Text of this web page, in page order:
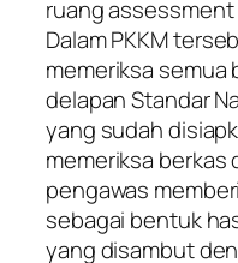
ruang assessment
Dalam PKKM
memeriksa semua
delapan Standar
yang sudah
memeriksa berkas
pengawas
sebagai bentuk
yang disambut